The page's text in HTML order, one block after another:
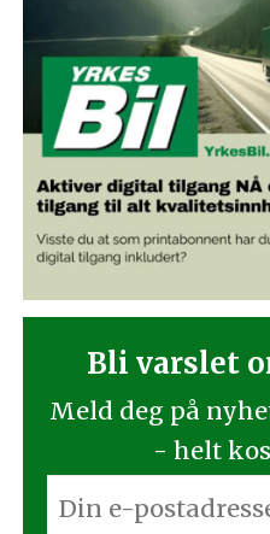
Bli varslet
Meld deg på
- helt